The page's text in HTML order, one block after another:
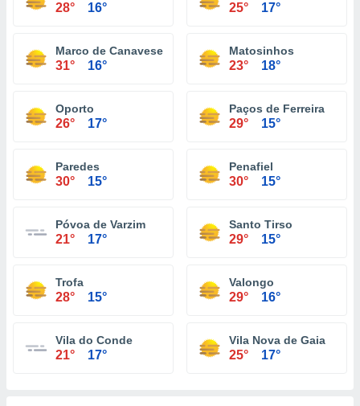
28° 16° 25° 17°
Marco de Canaveses
31° 16°
Matosinhos
23° 18°
Oporto
26° 17°
Paços de Ferreira
29° 15°
Paredes
30° 15°
Penafiel
30° 15°
Póvoa de Varzim
21° 17°
Santo Tirso
29° 15°
Trofa
28° 15°
Valongo
29° 16°
Vila do Conde
21° 17°
Vila Nova de Gaia
25° 17°